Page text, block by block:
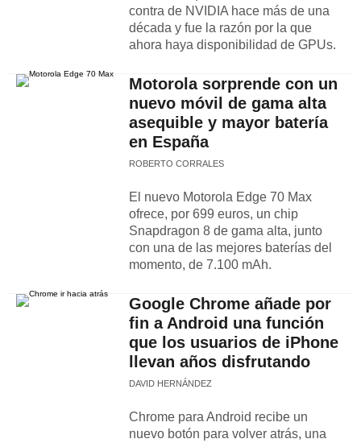
contra de NVIDIA hace más de una
década y fue la razón por la que
ahora haya disponibilidad de GPUs.
Motorola sorprende con un
nuevo móvil de gama alta
asequible y mayor batería
en España
ROBERTO CORRALES
El nuevo Motorola Edge 70 Max
ofrece, por 699 euros, un chip
Snapdragon 8 de gama alta, junto
con una de las mejores baterías del
momento, de 7.100 mAh.
Google Chrome añade por
fin a Android una función
que los usuarios de iPhone
llevan años disfrutando
DAVID HERNÁNDEZ
Chrome para Android recibe un
nuevo botón para volver atrás, una